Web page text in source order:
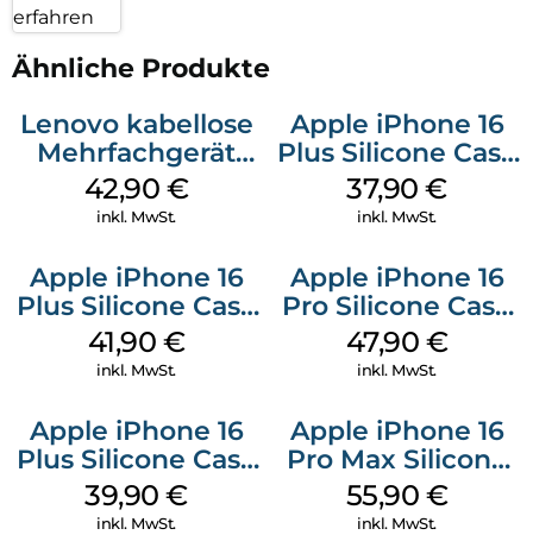
erfahren
Ähnliche Produkte
Lenovo kabellose
Mehrfachgerät
Luna Grey
42,90 €
inkl. MwSt.
Apple iPhone 16
Plus Silicone Case
MagSafe Lake
Green
37,90€
inkl. MwSt.
Apple iPhone 16
Plus Silicone Case
MagSafe Stone
Gray
41,90 €
inkl. MwSt.
Apple iPhone 16
Pro Silicone Case
MagSafe Denim
47,90 €
inkl. MwSt.
Apple iPhone 16
Plus Silicone Case
MagSafe Plum
39,90€
inkl. MwSt.
Apple iPhone 16
Pro Max Silicone
Case MagSafe
Stone Gray
55,90 €
inkl. MwSt.